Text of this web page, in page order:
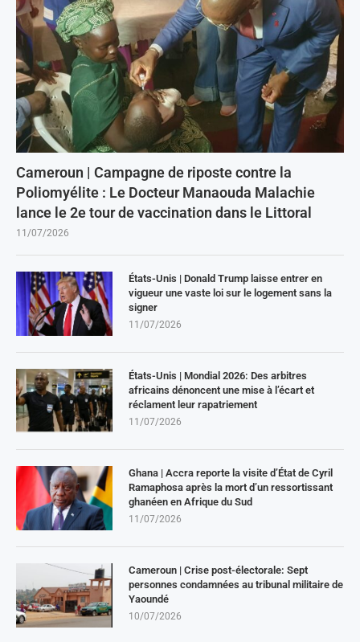
Cameroun | Campagne de riposte contre la
Poliomyélite : Le Docteur Manaouda Malachie
lance le 2e tour de vaccination dans le Littoral
11/07/2026
États-Unis | Donald Trump laisse entrer en
vigueur une vaste loi sur le logement sans la
signer
11/07/2026
États-Unis | Mondial 2026: Des arbitres
africains dénoncent une mise à l’écart et
réclament leur rapatriement
11/07/2026
Ghana | Accra reporte la visite d’État de Cyril
Ramaphosa après la mort d’un ressortissant
ghanéen en Afrique du Sud
11/07/2026
Cameroun | Crise post-électorale: Sept
personnes condamnées au tribunal militaire de
Yaoundé
10/07/2026